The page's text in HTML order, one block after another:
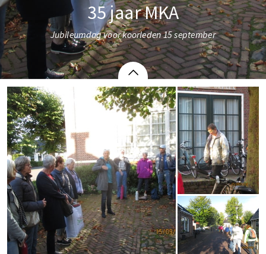
35 jaar MKA
Jubileumdag voor koorleden 15 september